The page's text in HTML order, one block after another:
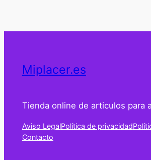
Miplacer.es
Tienda online de articulos para
Aviso LegalPolítica de privacidad
Contacto